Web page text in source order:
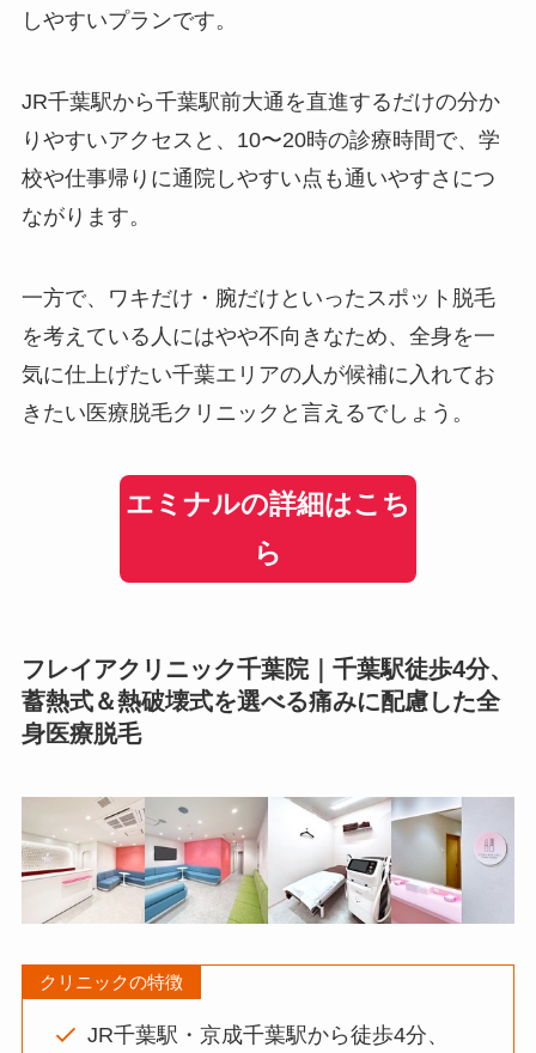
しやすいプランです。
JR千葉駅から千葉駅前大通を直進するだけの分か
りやすいアクセスと、10〜20時の診療時間で、学
校や仕事帰りに通院しやすい点も通いやすさにつ
ながります。
一方で、ワキだけ・腕だけといったスポット脱毛
を考えている人にはやや不向きなため、全身を一
気に仕上げたい千葉エリアの人が候補に入れてお
きたい医療脱毛クリニックと言えるでしょう。
エミナルの詳細はこち
ら
フレイアクリニック千葉院｜千葉駅徒歩4分、
蓄熱式＆熱破壊式を選べる痛みに配慮した全
身医療脱毛
クリニックの特徴
JR千葉駅・京成千葉駅から徒歩4分、